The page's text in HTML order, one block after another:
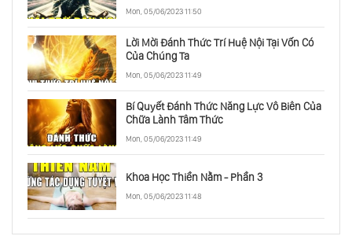
Mon, 05/06/2023 11:50
Lời Mời Đánh Thức Trí Huệ Nội Tại Vốn Có
Của Chúng Ta
Mon, 05/06/2023 11:49
Bí Quyết Đánh Thức Năng Lực Vô Biên Của
Chữa Lành Tâm Thức
Mon, 05/06/2023 11:49
Khoa Học Thiền Nằm - Phần 3
Mon, 05/06/2023 11:48